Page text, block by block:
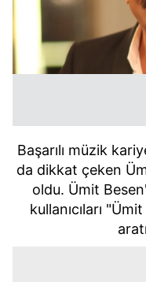
Başarılı müzik
da dikkat çeken
oldu. Ümit
kullanıcıları